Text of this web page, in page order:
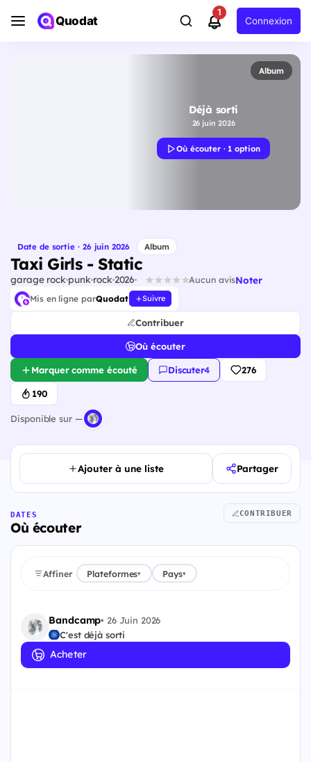
Quodat
1
Connexion
Album
Déjà sorti
26 juin 2026
Où écouter · 1 option
Date de sortie · 26 juin 2026 Album
Taxi Girls - Static
garage rock punk rock 2026 Aucun avisNoter
Mis en ligne parQuodat Suivre
Contribuer
Où écouter
Marquer comme écouté Discuter·4 276
190
Disponible sur —
Ajouter à une liste Partager
DATES
Où écouter
CONTRIBUER
Affiner Plateformes▾ Pays▾
Bandcamp• 26 Juin 2026
C'est déjà sorti
Acheter